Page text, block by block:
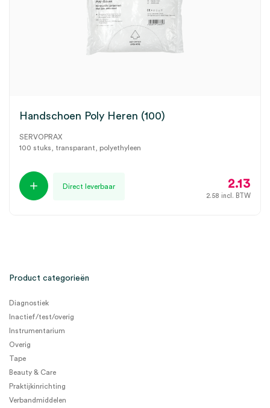
Handschoen Poly Heren (100)
SERVOPRAX
100 stuks, transparant, polyethyleen
Direct leverbaar 2.13
2.58 incl. BTW
Product categorieën
Diagnostiek
Inactief/test/overig
Instrumentarium
Overig
Tape
Beauty & Care
Praktijkinrichting
Verbandmiddelen